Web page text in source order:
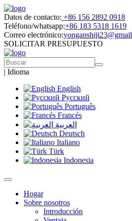
Datos de contacto: +86 156 2892 0918
Teléfono/whatsapp:+86 183 5318 1619
Correo electrónico:
SOLICITAR PRESUPUESTO
| Idioma
English
Русский
Português
Francés
العربية
Deutsch
Italiano
Türk
Indonesia
Hogar
Sobre nosotros
Introducción